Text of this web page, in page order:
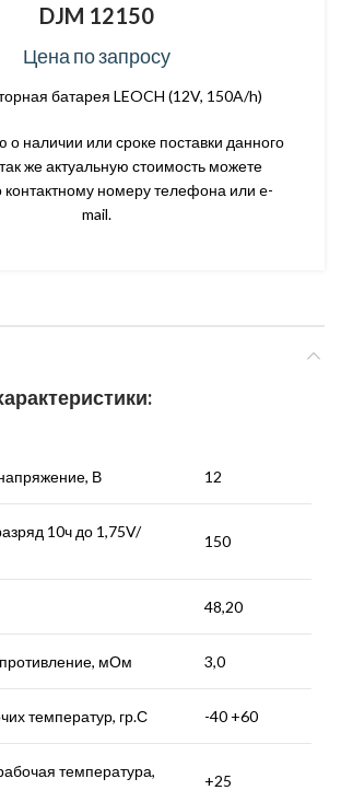
DJM 12150
Цена по запросу
батарея LEOCH (12V, 150A/h)
наличии или сроке поставки данного
же актуальную стоимость можете
контактному номеру телефона или e-
mail.
В 12
10ч до 1,75V/
150
48,20
мОм 3,0
температур, гр.С -40 +60
температура,
+25